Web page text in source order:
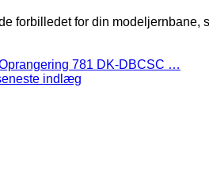
forbilledet for din modeljernbane,
781 DK-DBCSC …
indlæg